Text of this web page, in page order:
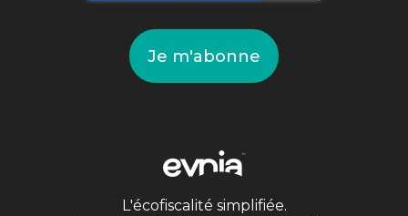
L'écofiscalité simplifiée.